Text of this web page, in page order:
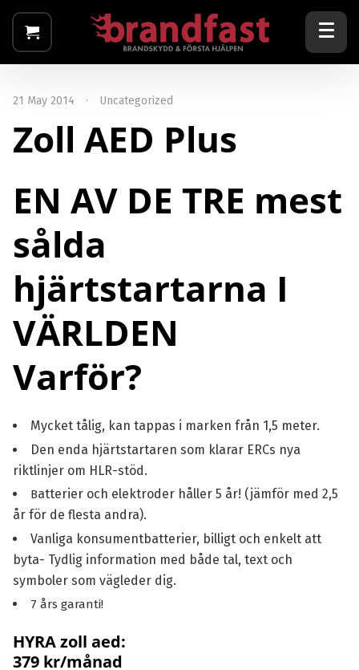
21 May 2014 · Uncategorized
Zoll AED Plus
EN AV DE TRE mest
sålda
hjärtstartarna I
VÄRLDEN
Varför?
Mycket tålig, kan tappas i marken från 1,5 meter.
Den enda hjärtstartaren som klarar ERCs nya
riktlinjer om HLR-stöd.
Batterier och elektroder håller 5 år! (jämför med 2,5
år för de flesta andra).
Vanliga konsumentbatterier, billigt och enkelt att
byta- Tydlig information med både tal, text och
symboler som vägleder dig.
7 års garanti!
HYRA zoll aed:
379 kr/månad